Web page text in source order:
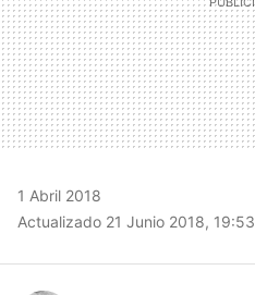
1 Abril 2018
Actualizado 21 Junio 2018, 19:53